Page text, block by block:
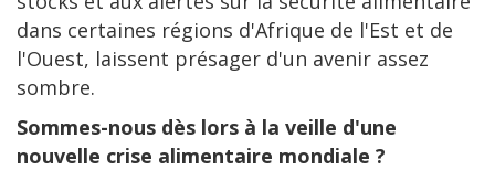
dans certaines régions d'Afrique de l'Est et de
l'Ouest, laissent présager d'un avenir assez
sombre.
Sommes-nous dès lors à la veille d'une
nouvelle crise alimentaire mondiale ?